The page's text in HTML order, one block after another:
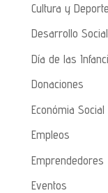
Cultura y Deporte
Desarrollo Social
Día de las
Donaciones
Económia Social
Empleos
Emprendedores
Eventos